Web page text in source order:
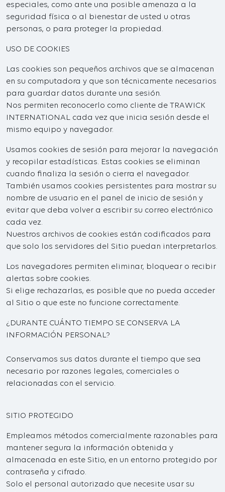
especiales, como ante una posible amenaza a la
seguridad física o al bienestar de usted u otras
personas, o para proteger la propiedad.
USO DE COOKIES
Las cookies son pequeños archivos que se almacenan
en su computadora y que son técnicamente necesarios
para guardar datos durante una sesión.
Nos permiten reconocerlo como cliente de TRAWICK
INTERNATIONAL cada vez que inicia sesión desde el
mismo equipo y navegador.
Usamos cookies de sesión para mejorar la navegación
y recopilar estadísticas. Estas cookies se eliminan
cuando finaliza la sesión o cierra el navegador.
También usamos cookies persistentes para mostrar su
nombre de usuario en el panel de inicio de sesión y
evitar que deba volver a escribir su correo electrónico
cada vez.
Nuestros archivos de cookies están codificados para
que solo los servidores del Sitio puedan interpretarlos.
Los navegadores permiten eliminar, bloquear o recibir
alertas sobre cookies.
Si elige rechazarlas, es posible que no pueda acceder
al Sitio o que este no funcione correctamente.
¿DURANTE CUÁNTO TIEMPO SE CONSERVA LA
INFORMACIÓN PERSONAL?
Conservamos sus datos durante el tiempo que sea
necesario por razones legales, comerciales o
relacionadas con el servicio.
SITIO PROTEGIDO
Empleamos métodos comercialmente razonables para
mantener segura la información obtenida y
almacenada en este Sitio, en un entorno protegido por
contraseña y cifrado.
Solo el personal autorizado que necesite usar su